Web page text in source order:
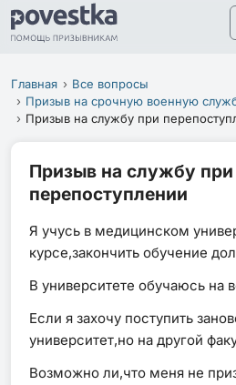
Главная
Все вопросы
Призыв на срочную военную
Призыв на службу при
Призыв на службу при
перепоступлении
Я учусь в медицинском
курсе,закончить обучение
В университете обучаюсь на
Если я захочу поступить
университет,но на другой
Возможно ли,что меня не